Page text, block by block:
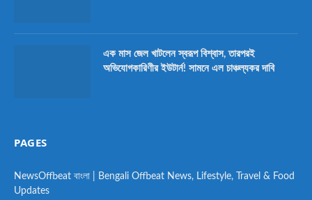
এক মাস জেল খাটলেন স্বরূপ বিশ্বাস, তারপরই
অভিযোগকারিণীর ইউটার্ন! সামনে এল চাঞ্চল্যকর দাবি
PAGES
NewsOffbeat বাংলা | Bengali Offbeat News, Lifestyle, Travel & Food
Updates